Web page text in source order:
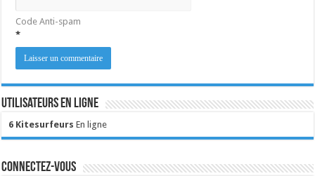
Code Anti-spam
*
Utilisateurs en ligne
6 Kitesurfeurs En ligne
Connectez-vous